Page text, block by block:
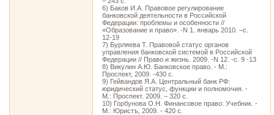
6) Баков И.А. Правовое регулирование
банковской деятельности в Российской
Федерации: проблемы и особенности //
«Образование и право». -N 1. январь 2010. –с.
12-19
7) Бурляева Т. Правовой статус органов
управления банковской системой в Российской
Федерации // Право и жизнь. 2009. -N 12. -с. 9 -13
8) Викулин А.Ю. Банковское право. - М.:
Проспект, 2009. -430 с.
9) Гейвандов Я.А. Центральный банк РФ:
юридический статус, функции и полномочия. -
М.: Проспект. 2009. – 320 с.
10) Горбунова О.Н. Финансовое право: Учебник. -
М.: Юристъ, 2009. - 420 с.